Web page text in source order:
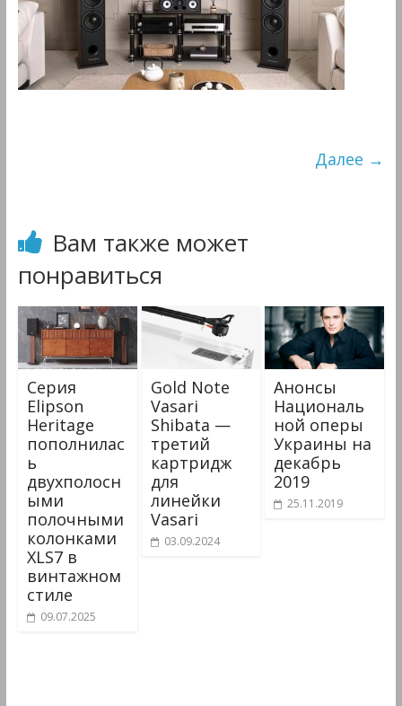
&
Мультимедиа
Далее →
Вам также может
понравиться
Серия
Elipson
Heritage
пополнилас
ь
двухполосн
ыми
полочными
колонками
XLS7 в
винтажном
стиле
09.07.2025
Gold Note
Vasari
Shibata —
третий
картридж
для
линейки
Vasari
03.09.2024
Анонсы
Националь
ной оперы
Украины на
декабрь
2019
25.11.2019